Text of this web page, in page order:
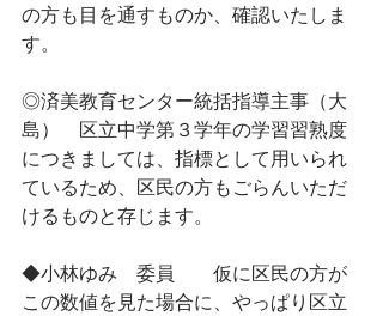
の方も目を通すものか、確認いたしま
す。
◎済美教育センター統括指導主事（大
島）　区立中学第３学年の学習習熟度
につきましては、指標として用いられ
ているため、区民の方もごらんいただ
けるものと存じます。
◆小林ゆみ　委員　　仮に区民の方が
この数値を見た場合に、やっぱり区立